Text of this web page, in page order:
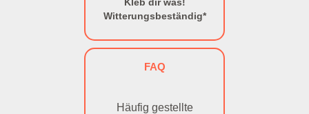
Witterungsbeständig*
FAQ
Häufig gestellte